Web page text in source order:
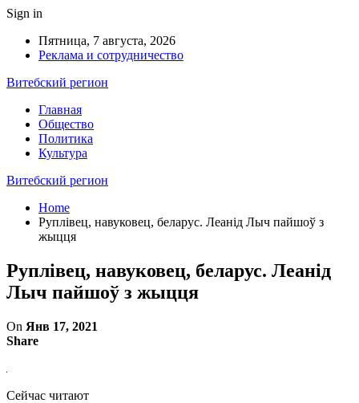
Sign in
Пятница, 7 августа, 2026
Реклама и сотрудничество
Витебский регион
Главная
Общество
Политика
Культура
Витебский регион
Home
Руплівец, навуковец, беларус. Леанід Лыч пайшоў з
жыцця
Руплівец, навуковец, беларус. Леанід
Лыч пайшоў з жыцця
On Янв 17, 2021
Share
Сейчас читают